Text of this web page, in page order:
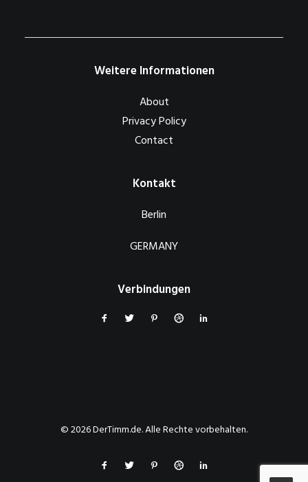
Weitere Informationen
About
Privacy Policy
Contact
Kontakt
Berlin
GERMANY
Verbindungen
© 2026 DerTimm.de. Alle Rechte vorbehalten.